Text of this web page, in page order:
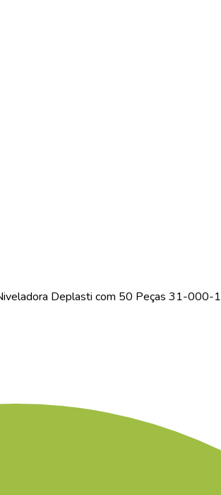
Deplasti com 50 Peças 31-000-1